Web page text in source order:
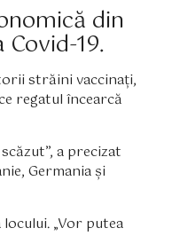
din
19.
străini vaccinați,
regatul încearcă
a precizat
Germania și
„Vor putea